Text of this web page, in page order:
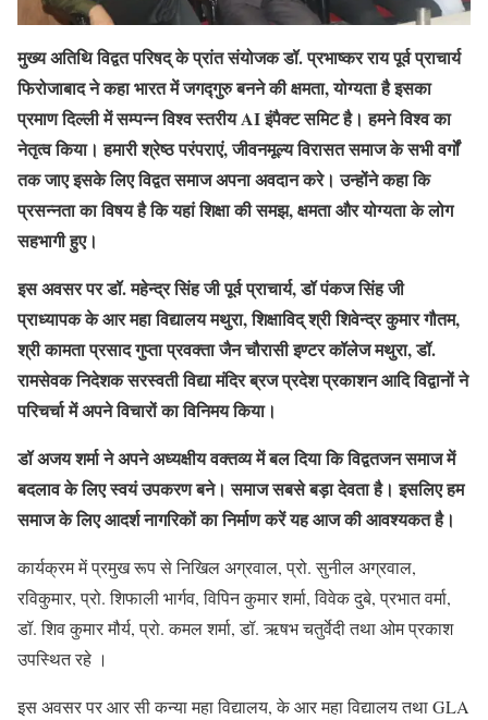
मुख्य अतिथि विद्वत परिषद् के प्रांत संयोजक डॉ. प्रभाष्कर राय पूर्व प्राचार्य
फिरोजाबाद ने कहा भारत में जगद्गुरु बनने की क्षमता, योग्यता है इसका
प्रमाण दिल्ली में सम्पन्न विश्व स्तरीय AI इंपैक्ट समिट है। हमने विश्व का
नेतृत्व किया। हमारी श्रेष्ठ परंपराएं, जीवनमूल्य विरासत समाज के सभी वर्गों
तक जाए इसके लिए विद्वत समाज अपना अवदान करे। उन्होंने कहा कि
प्रसन्नता का विषय है कि यहां शिक्षा की समझ, क्षमता और योग्यता के लोग
सहभागी हुए।
इस अवसर पर डॉ. महेन्द्र सिंह जी पूर्व प्राचार्य, डॉ पंकज सिंह जी
प्राध्यापक के आर महा विद्यालय मथुरा, शिक्षाविद् श्री शिवेन्द्र कुमार गौतम,
श्री कामता प्रसाद गुप्ता प्रवक्ता जैन चौरासी इण्टर कॉलेज मथुरा, डॉ.
रामसेवक निदेशक सरस्वती विद्या मंदिर ब्रज प्रदेश प्रकाशन आदि विद्वानों ने
परिचर्चा में अपने विचारों का विनिमय किया।
डॉ अजय शर्मा ने अपने अध्यक्षीय वक्तव्य में बल दिया कि विद्वतजन समाज में
बदलाव के लिए स्वयं उपकरण बने। समाज सबसे बड़ा देवता है। इसलिए हम
समाज के लिए आदर्श नागरिकों का निर्माण करें यह आज की आवश्यकत है।
कार्यक्रम में प्रमुख रूप से निखिल अग्रवाल, प्रो. सुनील अग्रवाल,
रविकुमार, प्रो. शिफाली भार्गव, विपिन कुमार शर्मा, विवेक दुबे, प्रभात वर्मा,
डॉ. शिव कुमार मौर्य, प्रो. कमल शर्मा, डॉ. ऋषभ चतुर्वेदी तथा ओम प्रकाश
उपस्थित रहे ।
इस अवसर पर आर सी कन्या महा विद्यालय, के आर महा विद्यालय तथा GLA